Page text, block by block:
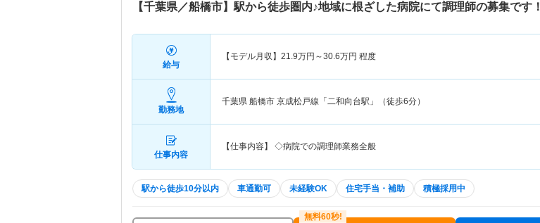
【千葉県／船橋市】駅から徒歩圏内♪地域に根ざした病院にて調理師の募集です！
給与
【モデル月収】 21.9万円～30.6万円 程度
勤務地
千葉県 船橋市 京成松戸線「二和向台駅」（徒歩6分）
仕事内容
【仕事内容】 ◇病院での調理師業務全般
駅から徒歩10分以内 車通勤可 未経験OK 住宅手当・補助 積極採用中